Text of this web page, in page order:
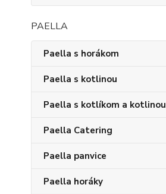
PAELLA
Paella s horákom
Paella s kotlinou
Paella s kotlíkom a kotlinou
Paella Catering
Paella panvice
Paella horáky